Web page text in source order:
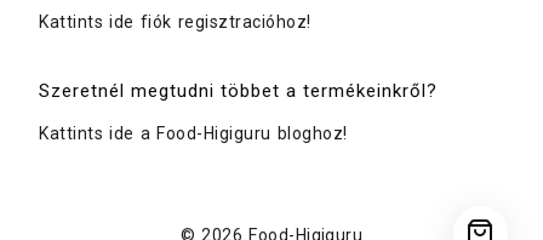
Kattints ide fiók regisztracióhoz!
Szeretnél megtudni többet a termékeinkről?
Kattints ide a Food-Higiguru bloghoz!
© 2026 Food-Higiguru